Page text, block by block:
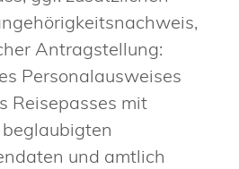
Antragstellung:
Personalausweises
Reisepasses mit
und amtlich